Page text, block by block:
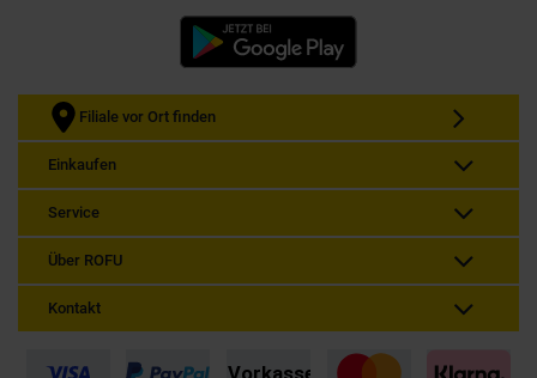
Filiale vor Ort finden
Einkaufen
Service
Über ROFU
Kontakt